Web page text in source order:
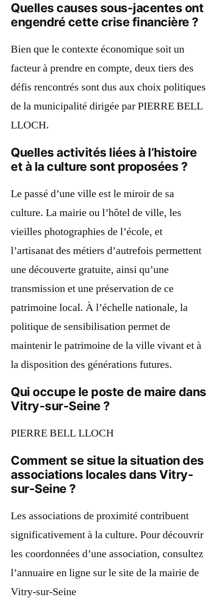
Quelles causes sous-jacentes ont
engendré cette crise financière ?
Bien que le contexte économique soit un
facteur à prendre en compte, deux tiers des
défis rencontrés sont dus aux choix politiques
de la municipalité dirigée par PIERRE BELL
LLOCH.
Quelles activités liées à l’histoire
et à la culture sont proposées ?
Le passé d’une ville est le miroir de sa
culture. La mairie ou l’hôtel de ville, les
vieilles photographies de l’école, et
l’artisanat des métiers d’autrefois permettent
une découverte gratuite, ainsi qu’une
transmission et une préservation de ce
patrimoine local. À l’échelle nationale, la
politique de sensibilisation permet de
maintenir le patrimoine de la ville vivant et à
la disposition des générations futures.
Qui occupe le poste de maire dans
Vitry-sur-Seine ?
PIERRE BELL LLOCH
Comment se situe la situation des
associations locales dans Vitry-
sur-Seine ?
Les associations de proximité contribuent
significativement à la culture. Pour découvrir
les coordonnées d’une association, consultez
l’annuaire en ligne sur le site de la mairie de
Vitry-sur-Seine